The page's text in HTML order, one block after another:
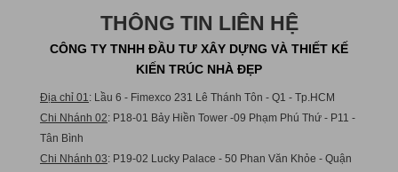
THÔNG TIN LIÊN HỆ
CÔNG TY TNHH ĐẦU TƯ XÂY DỰNG VÀ THIẾT KẾ
KIẾN TRÚC NHÀ ĐẸP
Địa chỉ 01 : Lầu 6 - Fimexco 231 Lê Thánh Tôn - Q1 - Tp.HCM
Chi Nhánh 02: P18-01 Bảy Hiền Tower -09 Phạm Phú Thứ - P11 -
Tân Bình
Chi Nhánh 03: P19-02 Lucky Palace - 50 Phan Văn Khỏe - Quận